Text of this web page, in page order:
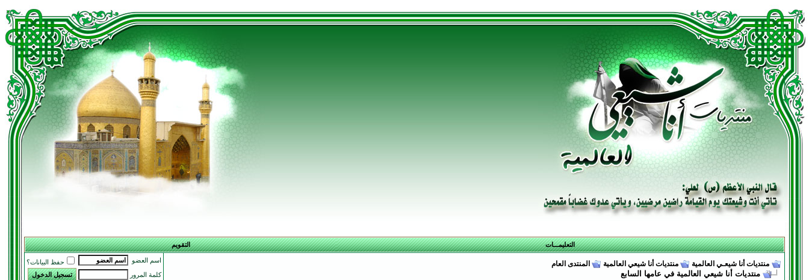
التعليمـــات التقويم
منتديات أنا شيعـي العالمية منتديات أنا شيعي العالمية المنتدى العام
منتديات أنا شيعي العالمية في عامها السابع
اسم العضو
حفظ البيانات؟
كلمة المرور